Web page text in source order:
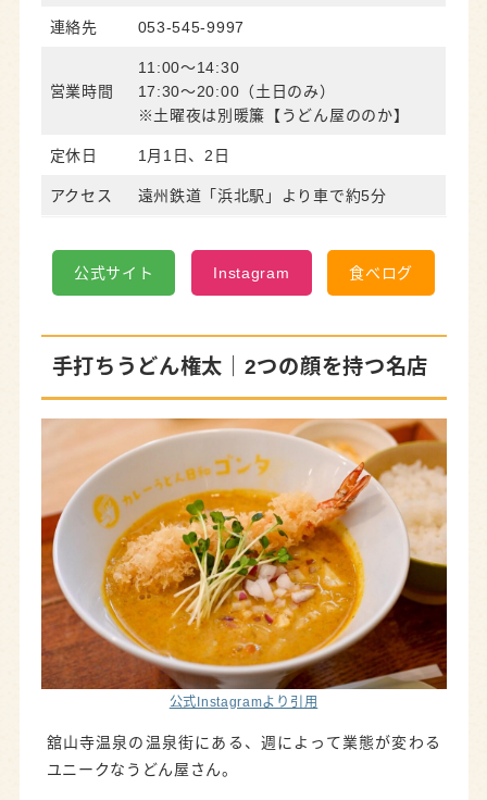
連絡先 053-545-9997
営業時間
11:00〜14:30
17:30〜20:00（土日のみ）
※土曜夜は別暖簾【うどん屋ののか】
定休日 1月1日、2日
アクセス 遠州鉄道「浜北駅」より車で約5分
公式サイト Instagram 食べログ
手打ちうどん権太｜2つの顔を持つ名店
公式Instagramより引用
舘山寺温泉の温泉街にある、週によって業態が変わる
ユニークなうどん屋さん。